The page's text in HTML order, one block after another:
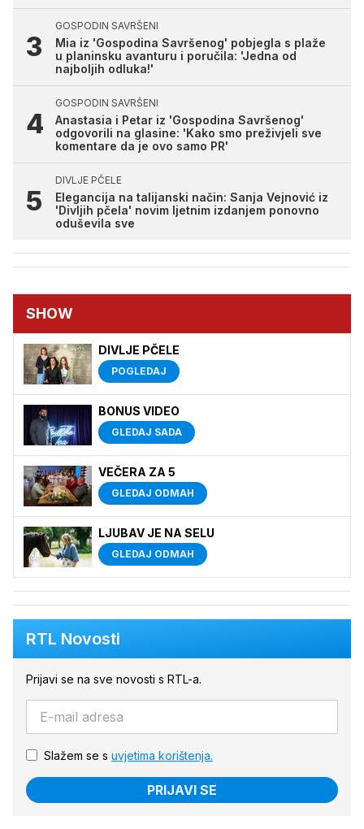
GOSPODIN SAVRŠENI
Mia iz 'Gospodina Savršenog' pobjegla s plaže
u planinsku avanturu i poručila: 'Jedna od
najboljih odluka!'
GOSPODIN SAVRŠENI
Anastasia i Petar iz 'Gospodina Savršenog'
odgovorili na glasine: 'Kako smo preživjeli sve
komentare da je ovo samo PR'
DIVLJE PČELE
Elegancija na talijanski način: Sanja Vejnović iz
'Divljih pčela' novim ljetnim izdanjem ponovno
oduševila sve
SHOW
DIVLJE PČELE
POGLEDAJ
BONUS VIDEO
GLEDAJ SADA
VEČERA ZA 5
GLEDAJ ODMAH
LJUBAV JE NA SELU
GLEDAJ ODMAH
RTL Novosti
Prijavi se na sve novosti s RTL-a.
Slažem se s uvjetima korištenja.
PRIJAVI SE